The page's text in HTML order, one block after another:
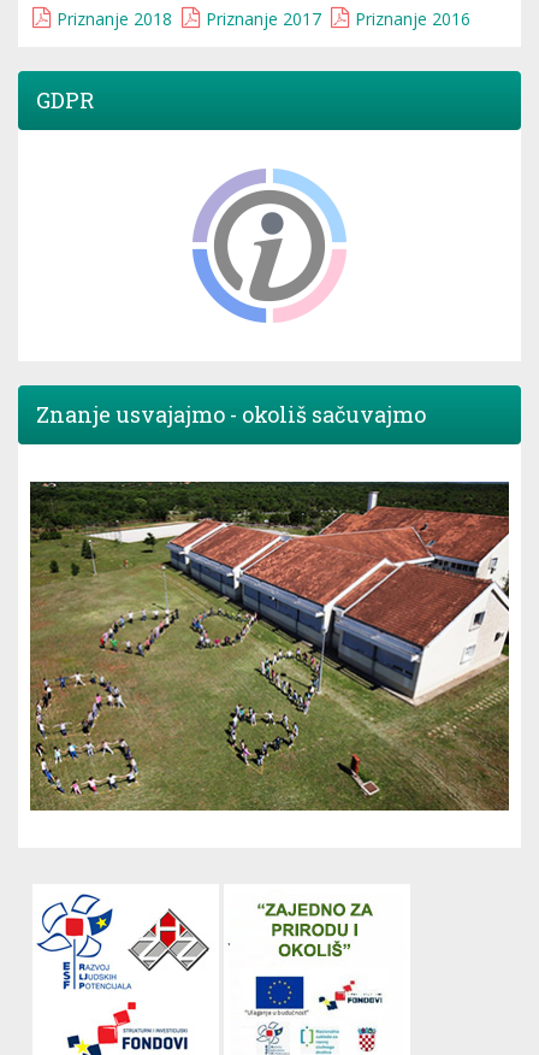
Priznanje 2018
Priznanje 2017 Priznanje 2016
GDPR
Znanje usvajajmo - okoliš sačuvajmo